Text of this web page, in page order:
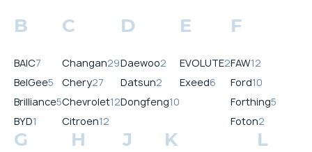
B
BAIC7
BelGee5
Brilliance5
BYD1
C
Changan29
Chery27
Chevrolet12
Citroen12
D
Daewoo2
Datsun2
Dongfeng10
E
EVOLUTE2
Exeed6
F
FAW12
Ford10
Forthing5
Foton2
G H J K L